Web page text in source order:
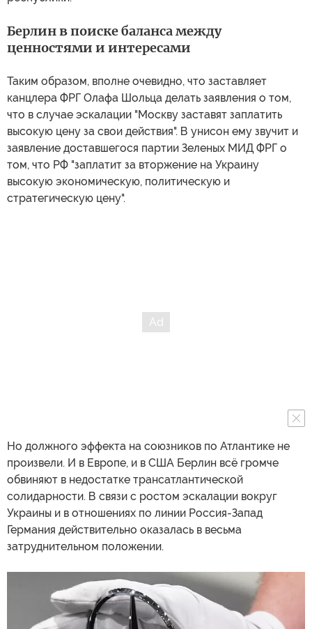
Берлин в поиске баланса между
ценностями и интересами
Таким образом, вполне очевидно, что заставляет
канцлера ФРГ Олафа Шольца делать заявления о том,
что в случае эскалации "Москву заставят заплатить
высокую цену за свои действия". В унисон ему звучит и
заявление доставшегося партии Зеленых МИД ФРГ о
том, что РФ "заплатит за вторжение на Украину
высокую экономическую, политическую и
стратегическую цену".
Но должного эффекта на союзников по Атлантике не
произвели. И в Европе, и в США Берлин всё громче
обвиняют в недостатке трансатлантической
солидарности. В связи с ростом эскалации вокруг
Украины и в отношениях по линии Россия-Запад
Германия действительно оказалась в весьма
затруднительном положении.